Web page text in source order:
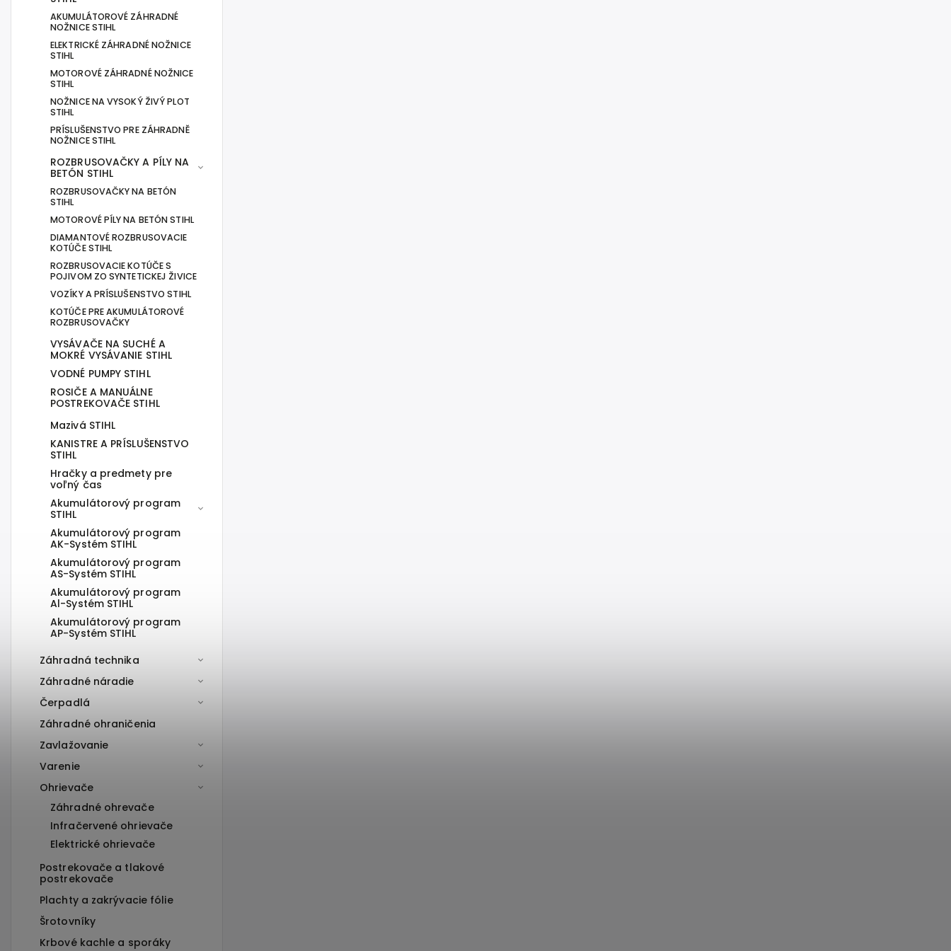
AKUMULÁTOROVÉ ZÁHRADNÉ
NOŽNICE STIHL
ELEKTRICKÉ ZÁHRADNÉ NOŽNICE
STIHL
MOTOROVÉ ZÁHRADNÉ NOŽNICE
STIHL
NOŽNICE NA VYSOKÝ ŽIVÝ PLOT
STIHL
PRÍSLUŠENSTVO PRE ZÁHRADNĚ
NOŽNICE STIHL
ROZBRUSOVAČKY A PÍLY NA
BETÓN STIHL
ROZBRUSOVAČKY NA BETÓN
STIHL
MOTOROVÉ PÍLY NA BETÓN STIHL
DIAMANTOVÉ ROZBRUSOVACIE
KOTÚČE STIHL
ROZBRUSOVACIE KOTÚČE S
POJIVOM ZO SYNTETICKEJ ŽIVICE
VOZÍKY A PRÍSLUŠENSTVO STIHL
KOTÚČE PRE AKUMULÁTOROVÉ
ROZBRUSOVAČKY
VYSÁVAČE NA SUCHÉ A
MOKRÉ VYSÁVANIE STIHL
VODNÉ PUMPY STIHL
ROSIČE A MANUÁLNE
POSTREKOVAČE STIHL
Mazivá STIHL
KANISTRE A PRÍSLUŠENSTVO
STIHL
Hračky a predmety pre
voľný čas
Akumulátorový program
STIHL
Akumulátorový program
AK-Systém STIHL
Akumulátorový program
AS-Systém STIHL
Akumulátorový program
Al-Systém STIHL
Akumulátorový program
AP-Systém STIHL
Záhradná technika
Záhradné náradie
Čerpadlá
Záhradné ohraničenia
Zavlažovanie
Varenie
Ohrievače
Záhradné ohrevače
Infračervené ohrievače
Elektrické ohrievače
Postrekovače a tlakové
postrekovače
Plachty a zakrývacie fólie
Šrotovníky
Krbové kachle a sporáky